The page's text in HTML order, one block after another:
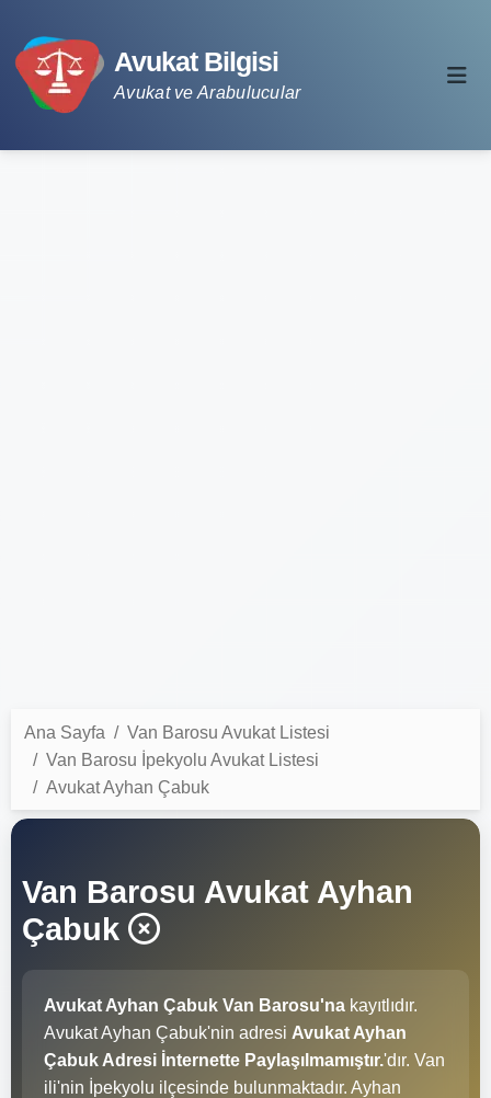
Avukat Bilgisi
Avukat ve Arabulucular
Ana Sayfa
Van Barosu Avukat Listesi
Van Barosu İpekyolu Avukat Listesi
Avukat Ayhan Çabuk
Van Barosu Avukat Ayhan
Çabuk
Avukat Ayhan Çabuk Van Barosu'na kayıtlıdır.
Avukat Ayhan Çabuk'nin adresi Avukat Ayhan
Çabuk Adresi İnternette Paylaşılmamıştır.'dır. Van
ili'nin İpekyolu ilçesinde bulunmaktadır. Ayhan